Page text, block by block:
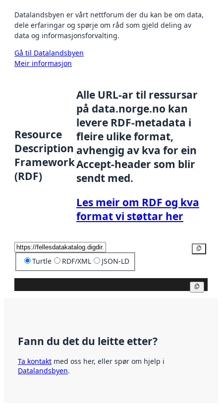
Datalandsbyen er vårt nettforum der du kan be om data,
dele erfaringar og spørje om råd som gjeld deling av
data og informasjonsforvalting.
Gå til Datalandsbyen
Meir informasjon
Resource
Description
Framework
(RDF)
Alle URL-ar til ressursar
på data.norge.no kan
levere RDF-metadata i
fleire ulike format,
avhengig av kva for ein
Accept-header som blir
sendt med.
Les meir om RDF og kva
format vi støttar her
Turtle RDF/XML JSON-LD
Fann du det du leitte etter?
Ta kontakt med oss her, eller spør om hjelp i
Datalandsbyen.